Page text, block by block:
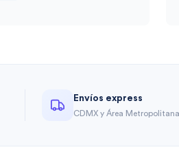
Envíos express
CDMX y Área Metropolitana